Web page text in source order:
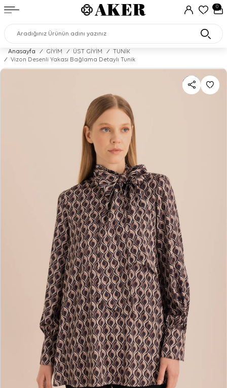
0
Anasayfa / GİYİM / ÜST GİYİM /
TUNİK
/
Vizon Desenli Yakası Bağlama Detaylı Tunik